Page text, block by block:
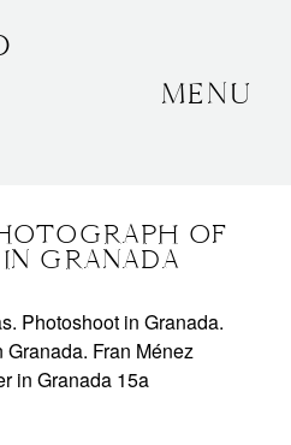
MENU
OF
GRANADA